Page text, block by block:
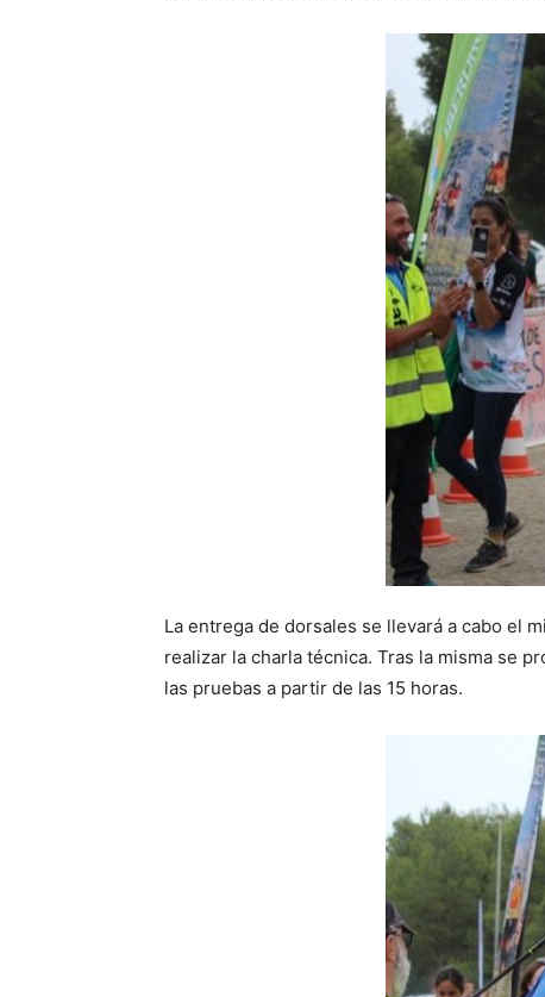
La entrega de dorsales se llevará a cabo el
realizar la charla técnica. Tras la misma se
las pruebas a partir de las 15 horas.